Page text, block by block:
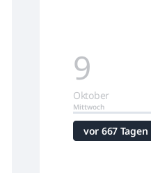
9
Oktober
Mittwoch
vor 667 Tagen